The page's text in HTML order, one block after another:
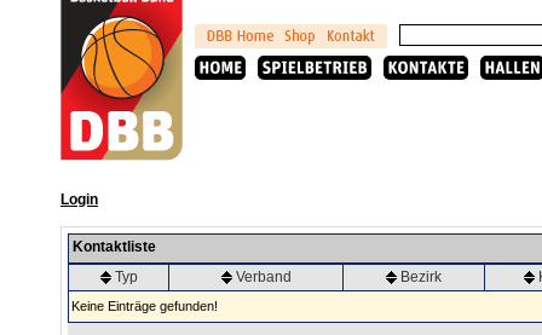
Login
Kontaktliste
Typ
Verband Bezirk
Keine Einträge gefunden!